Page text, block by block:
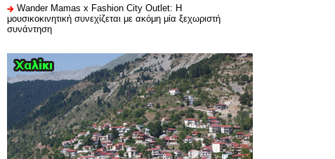
Wander Mamas x Fashion City Outlet: Η
μουσικοκινητική συνεχίζεται με ακόμη μία ξεχωριστή
συνάντηση